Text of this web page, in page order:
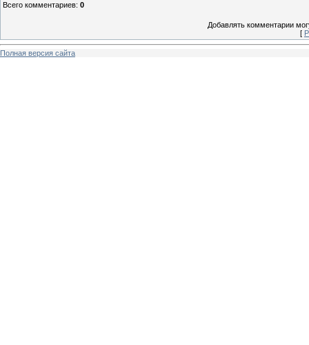
Всего комментариев: 0
Добавлять комментарии
[
Полная версия сайта